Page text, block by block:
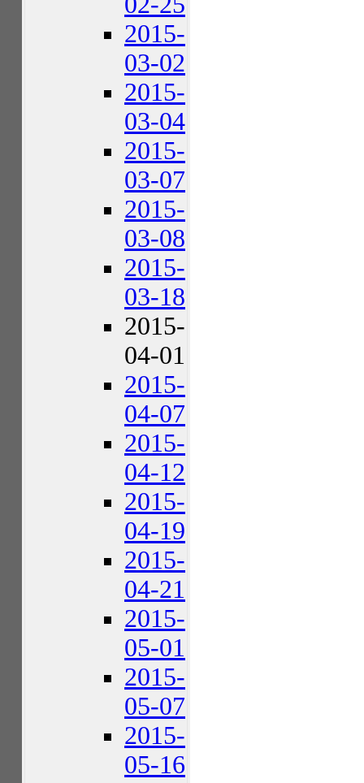
2015-
03-02
2015-
03-04
2015-
03-07
2015-
03-08
2015-
03-18
2015-
04-01
2015-
04-07
2015-
04-12
2015-
04-19
2015-
04-21
2015-
05-01
2015-
05-07
2015-
05-16